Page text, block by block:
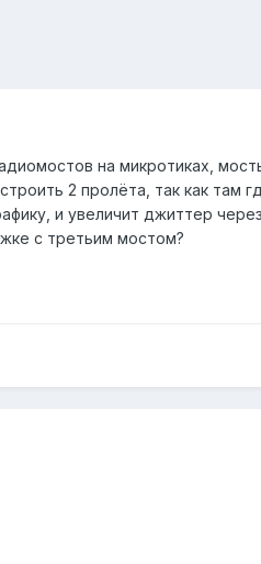
на микротиках,
2 пролёта, так как там
и увеличит джиттер
с третьим мостом?